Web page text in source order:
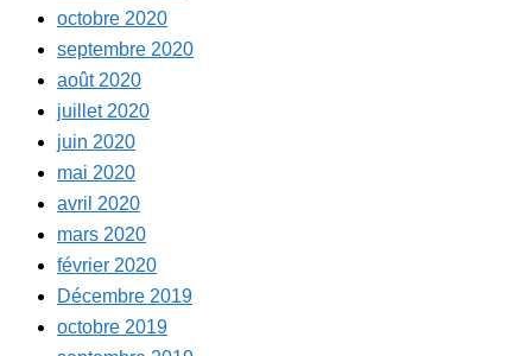
octobre 2020
septembre 2020
août 2020
juillet 2020
juin 2020
mai 2020
avril 2020
mars 2020
février 2020
Décembre 2019
octobre 2019